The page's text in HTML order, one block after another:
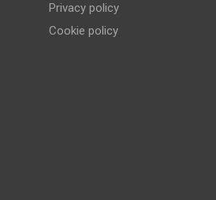
Privacy policy
Cookie policy